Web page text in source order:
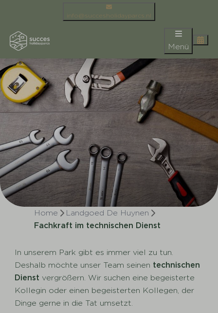
info@succesholidayparcs.nl
Menü
Home
Landgoed De Huynen
Fachkraft im technischen Dienst
In unserem Park gibt es immer viel zu tun.
Deshalb möchte unser Team seinen technischen
Dienst vergrößern. Wir suchen eine begeisterte
Kollegin oder einen begeisterten Kollegen, der
Dinge gerne in die Tat umsetzt.